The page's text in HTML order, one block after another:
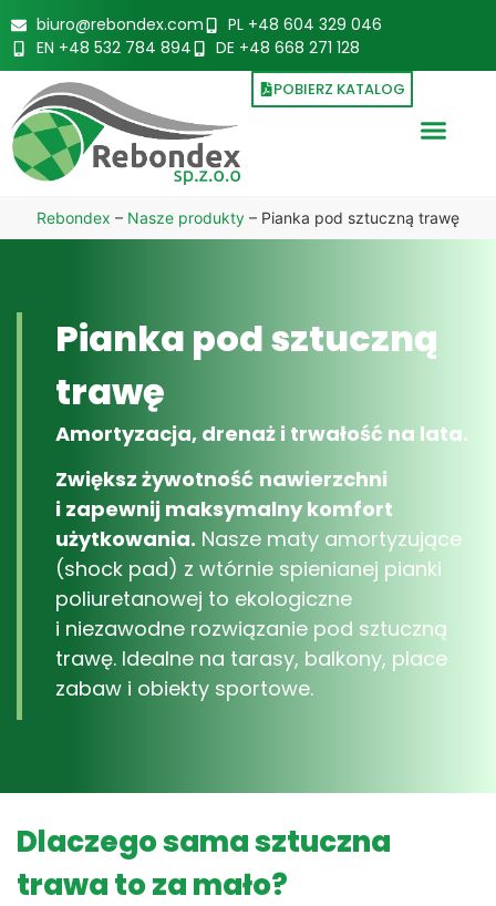
biuro@rebondex.com
PL +48 604 329 046
EN +48 532 784 894
DE +48 668 271 128
POBIERZ KATALOG
Rebondex – Nasze produkty – Pianka pod sztuczną trawę
Pianka pod sztuczną
trawę
Amortyzacja, drenaż i trwałość na lata.
Zwiększ żywotność nawierzchni
i zapewnij maksymalny komfort
użytkowania. Nasze maty amortyzujące
(shock pad) z wtórnie spienianej pianki
poliuretanowej to ekologiczne
i niezawodne rozwiązanie pod sztuczną
trawę. Idealne na tarasy, balkony, place
zabaw i obiekty sportowe.
Dlaczego sama sztuczna
trawa to za mało?